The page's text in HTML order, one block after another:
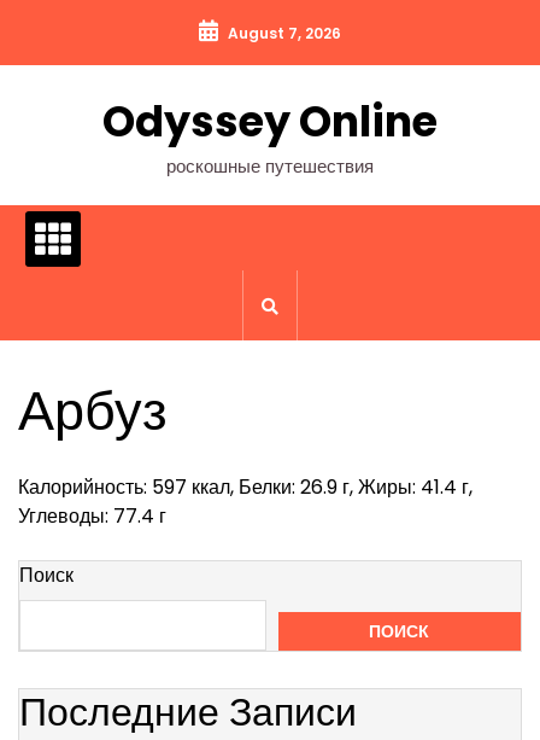
содержимому
August 7, 2026
Odyssey Online
роскошные путешествия
Арбуз
Калорийность: 597 ккал, Белки: 26.9 г, Жиры: 41.4 г,
Углеводы: 77.4 г
Поиск
ПОИСК
Последние Записи